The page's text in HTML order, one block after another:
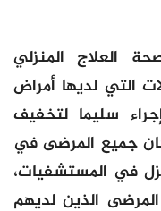
العلاج المنزلي
التي لديها أمراض
سليما لتخفيف
جميع المرضى في
في المستشفيات،
الذين لديهم